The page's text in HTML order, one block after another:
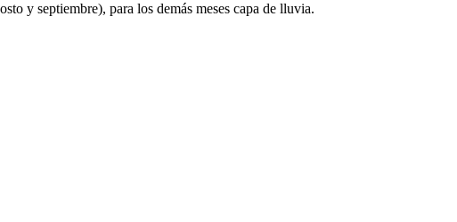
y septiembre), para los demás meses capa de lluvia.